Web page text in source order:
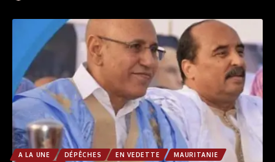
A LA UNE DÉPÊCHES EN VEDETTE
MAURITANIE